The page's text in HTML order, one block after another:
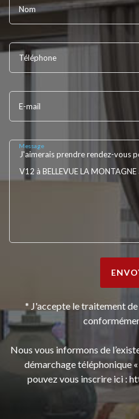
Nom
Téléphone
E-mail
Message
* J'accepte le traitement
Nous vous informons de
démarchage téléphonique
pouvez vous inscrire ici :